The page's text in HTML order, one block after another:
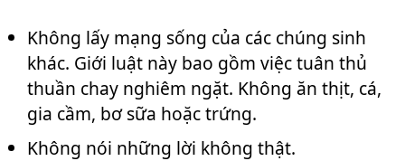
Không lấy mạng sống của các chúng sinh
khác. Giới luật này bao gồm việc tuân thủ
thuần chay nghiêm ngặt. Không ăn thịt, cá,
gia cầm, bơ sữa hoặc trứng.
Không nói những lời không thật.